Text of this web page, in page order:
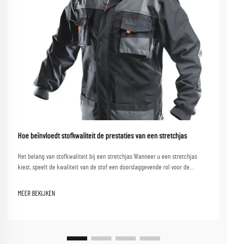
Hoe beïnvloedt stofkwaliteit de prestaties van een stretchjas
Het belang van stofkwaliteit bij een stretchjas Wanneer u een stretchjas
kiest, speelt de kwaliteit van de stof een doorslaggevende rol voor de
MEER BEKIJKEN